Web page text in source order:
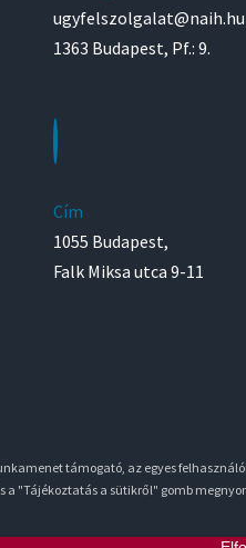
ugyfelszolgalat@naih.hu
1363 Budapest, Pf.: 9.
Cím
1055 Budapest,
Falk Miksa utca 9-11
támogató, az egyes
"Tájékoztatás a sütikről" gomb